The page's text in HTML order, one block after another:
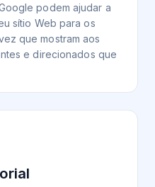
podem ajudar a
sítio Web para os
que mostram aos
e direcionados que